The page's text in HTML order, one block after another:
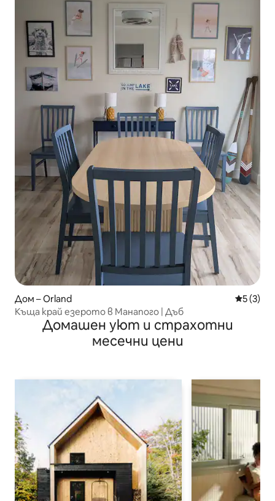
Дом – Orland Средна
5 (3)
Къща край езерото в Манапого | Дъб
Домашен уют и страхотни
месечни цени